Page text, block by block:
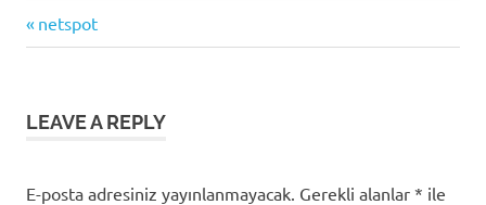
Yazı
Previous
Post:
netspot
LEAVE A REPLY
E-posta adresiniz yayınlanmayacak. Gerekli alanlar * ile